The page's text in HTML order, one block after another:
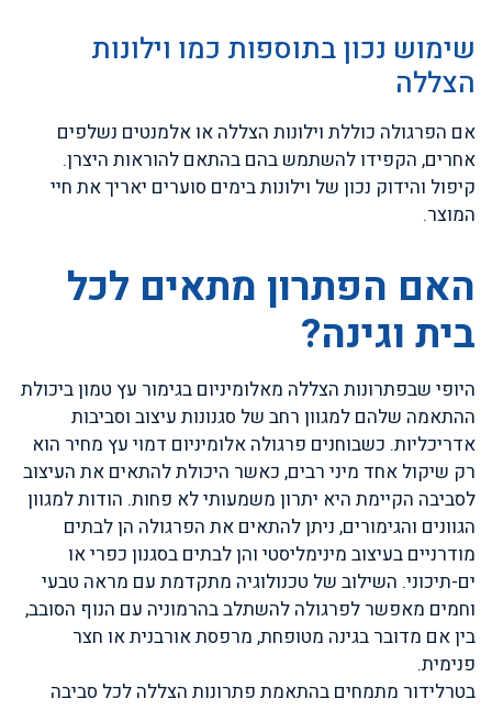
שימוש נכון בתוספות כמו וילונות
הצללה
אם הפרגולה כוללת וילונות הצללה או אלמנטים נשלפים
אחרים, הקפידו להשתמש בהם בהתאם להוראות היצרן.
קיפול והידוק נכון של וילונות בימים סוערים יאריך את חיי
המוצר.
האם הפתרון מתאים לכל
בית וגינה?
היופי שבפתרונות הצללה מאלומיניום בגימור עץ טמון ביכולת
ההתאמה שלהם למגוון רחב של סגנונות עיצוב וסביבות
אדריכליות. כשבוחנים פרגולה אלומיניום דמוי עץ מחיר הוא
רק שיקול אחד מיני רבים, כאשר היכולת להתאים את העיצוב
לסביבה הקיימת היא יתרון משמעותי לא פחות. הודות למגוון
הגוונים והגימורים, ניתן להתאים את הפרגולה הן לבתים
מודרניים בעיצוב מינימליסטי והן לבתים בסגנון כפרי או
ים-תיכוני. השילוב של טכנולוגיה מתקדמת עם מראה טבעי
וחמים מאפשר לפרגולה להשתלב בהרמוניה עם הנוף הסובב,
בין אם מדובר בגינה מטופחת, מרפסת אורבנית או חצר
פנימית.
בטרלידור מתמחים בהתאמת פתרונות הצללה לכל סביבה